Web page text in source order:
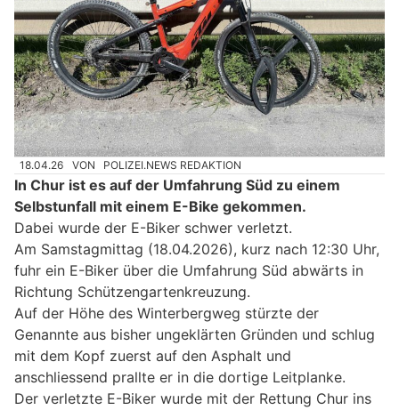
18.04.26 VON POLIZEI.NEWS REDAKTION
In Chur ist es auf der Umfahrung Süd zu einem
Selbstunfall mit einem E-Bike gekommen.
Dabei wurde der E-Biker schwer verletzt.
Am Samstagmittag (18.04.2026), kurz nach 12:30 Uhr,
fuhr ein E-Biker über die Umfahrung Süd abwärts in
Richtung Schützengartenkreuzung.
Auf der Höhe des Winterbergweg stürzte der
Genannte aus bisher ungeklärten Gründen und schlug
mit dem Kopf zuerst auf den Asphalt und
anschliessend prallte er in die dortige Leitplanke.
Der verletzte E-Biker wurde mit der Rettung Chur ins